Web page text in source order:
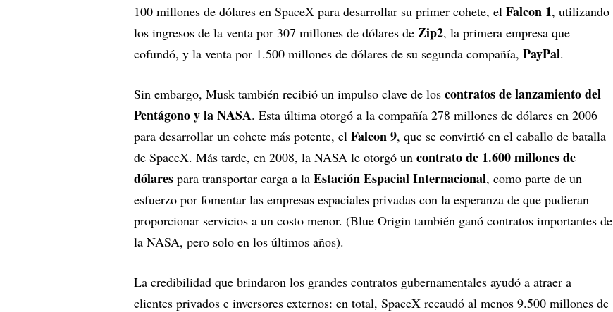
100 millones de dólares en SpaceX para desarrollar su primer cohete, el Falcon 1, utilizando
los ingresos de la venta por 307 millones de dólares de Zip2, la primera empresa que
cofundó, y la venta por 1.500 millones de dólares de su segunda compañía, PayPal.
Sin embargo, Musk también recibió un impulso clave de los contratos de lanzamiento del
Pentágono y la NASA. Esta última otorgó a la compañía 278 millones de dólares en 2006
para desarrollar un cohete más potente, el Falcon 9, que se convirtió en el caballo de batalla
de SpaceX. Más tarde, en 2008, la NASA le otorgó un contrato de 1.600 millones de
dólares para transportar carga a la Estación Espacial Internacional, como parte de un
esfuerzo por fomentar las empresas espaciales privadas con la esperanza de que pudieran
proporcionar servicios a un costo menor. (Blue Origin también ganó contratos importantes de
la NASA, pero solo en los últimos años).
La credibilidad que brindaron los grandes contratos gubernamentales ayudó a atraer a
clientes privados e inversores externos: en total, SpaceX recaudó al menos 9.500 millones de